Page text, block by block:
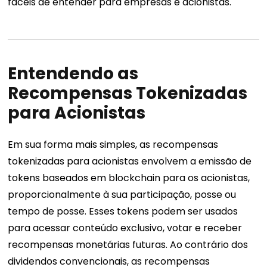
Entendendo as
Recompensas Tokenizadas
para Acionistas
Em sua forma mais simples, as recompensas
tokenizadas para acionistas envolvem a emissão de
tokens baseados em blockchain para os acionistas,
proporcionalmente à sua participação, posse ou
tempo de posse. Esses tokens podem ser usados ​​
para acessar conteúdo exclusivo, votar e receber
recompensas monetárias futuras. Ao contrário dos
dividendos convencionais, as recompensas